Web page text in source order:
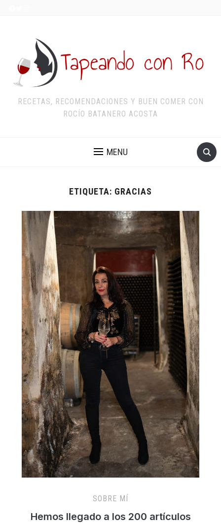
RECETAS, RECOMENDACIONES Y BUEN COMER CON
ROCÍO BATANERO ACOSTA
MENU
ETIQUETA: GRACIAS
SOBRE MÍ
Hemos llegado a los 200 artículos